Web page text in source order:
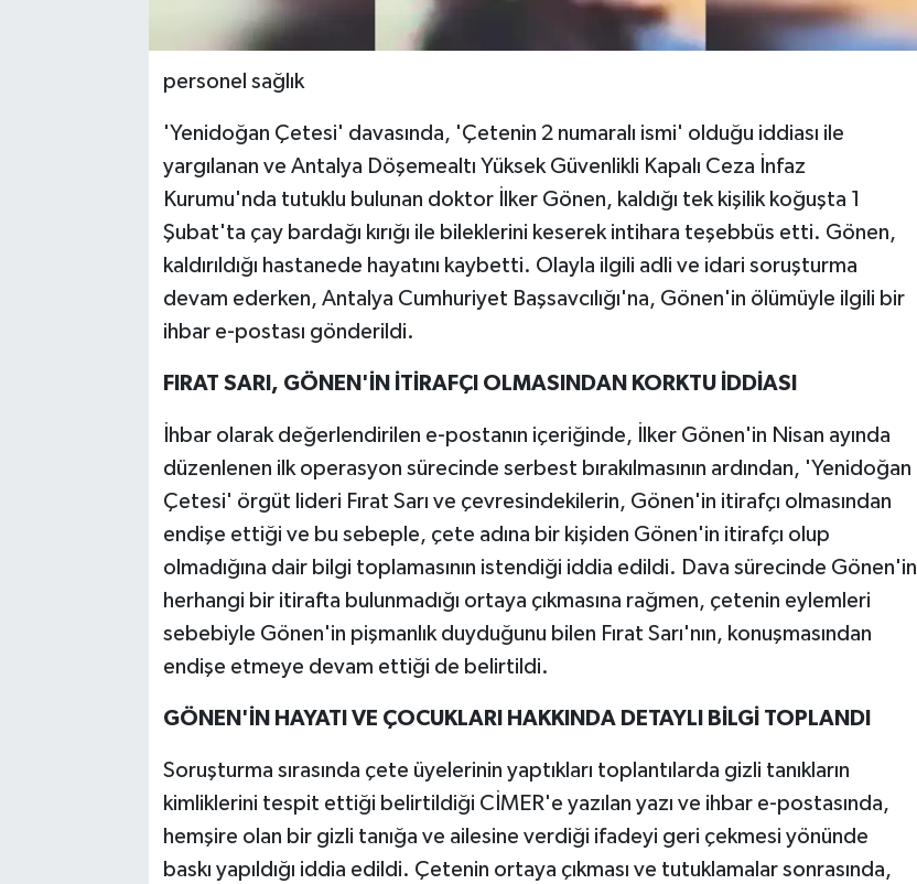
personel sağlık
'Yenidoğan Çetesi' davasında, 'Çetenin 2 numaralı ismi' olduğu iddiası ile
yargılanan ve Antalya Döşemealtı Yüksek Güvenlikli Kapalı Ceza İnfaz
Kurumu'nda tutuklu bulunan doktor İlker Gönen, kaldığı tek kişilik koğuşta 1
Şubat'ta çay bardağı kırığı ile bileklerini keserek intihara teşebbüs etti. Gönen,
kaldırıldığı hastanede hayatını kaybetti. Olayla ilgili adli ve idari soruşturma
devam ederken, Antalya Cumhuriyet Başsavcılığı'na, Gönen'in ölümüyle ilgili bir
ihbar e-postası gönderildi.
FIRAT SARI, GÖNEN'İN İTİRAFÇI OLMASINDAN KORKTU İDDİASI
İhbar olarak değerlendirilen e-postanın içeriğinde, İlker Gönen'in Nisan ayında
düzenlenen ilk operasyon sürecinde serbest bırakılmasının ardından, 'Yenidoğan
Çetesi' örgüt lideri Fırat Sarı ve çevresindekilerin, Gönen'in itirafçı olmasından
endişe ettiği ve bu sebeple, çete adına bir kişiden Gönen'in itirafçı olup
olmadığına dair bilgi toplamasının istendiği iddia edildi. Dava sürecinde Gönen'in
herhangi bir itirafta bulunmadığı ortaya çıkmasına rağmen, çetenin eylemleri
sebebiyle Gönen'in pişmanlık duyduğunu bilen Fırat Sarı'nın, konuşmasından
endişe etmeye devam ettiği de belirtildi.
GÖNEN'İN HAYATI VE ÇOCUKLARI HAKKINDA DETAYLI BİLGİ TOPLANDI
Soruşturma sırasında çete üyelerinin yaptıkları toplantılarda gizli tanıkların
kimliklerini tespit ettiği belirtildiği CİMER'e yazılan yazı ve ihbar e-postasında,
hemşire olan bir gizli tanığa ve ailesine verdiği ifadeyi geri çekmesi yönünde
baskı yapıldığı iddia edildi. Çetenin ortaya çıkması ve tutuklamalar sonrasında,